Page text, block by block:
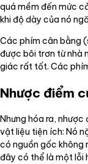
quá mềm đến mức
khi độ dày của nó
Các phím cân bằng
được bôi trơn từ nhà
giác rất tốt. Các
Nhược điểm
Nhưng hóa ra,
vật liệu tiện ích: Nó
có nguồn gốc không
đây có thể là một lỗi